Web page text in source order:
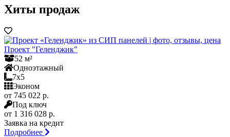
Хиты продаж
Проект "Геленджик"
52 м²
Одноэтажный
7x5
Эконом
от 745 022 р.
Под ключ
от 1 316 028 р.
Заявка на кредит
Подробнее